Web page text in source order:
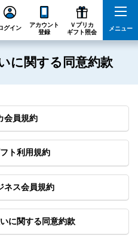
グイン
アカウント
登録
Ｖプリカ
ギフト照会
メニュー
に関する同意約款
会員規約
ト利用規約
ネス会員規約
に関する同意約款